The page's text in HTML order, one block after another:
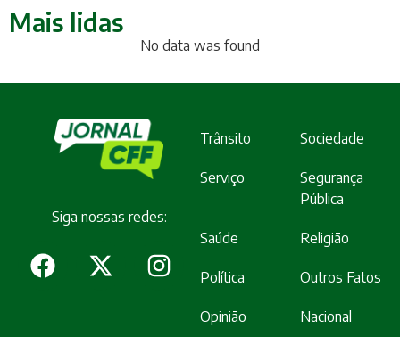
Mais lidas
No data was found
Siga nossas redes:
Trânsito Sociedade
Serviço
Segurança
Pública
Saúde Religião
Política Outros Fatos
Opinião Nacional